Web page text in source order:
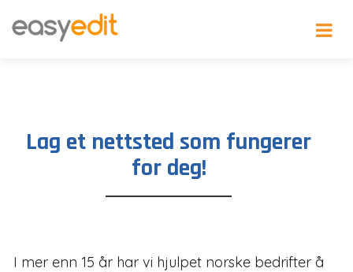
Lag et nettsted som fungerer
for deg!
I mer enn 15 år har vi hjulpet norske bedrifter å